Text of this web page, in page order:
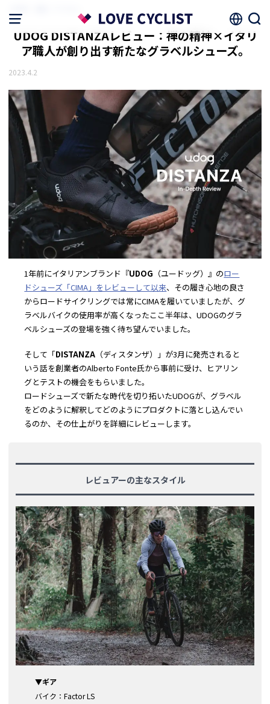
UDOG DISTANZAレビュー：禅の精神×イタリ
ア職人が創り出す新たなグラベルシューズ。
2023.4.2
1年前にイタリアンブランド『UDOG （ユードッグ）』のロー
ドシューズ「CIMA」をレビューして以来、その履き心地の良さ
からロードサイクリングでは常にCIMAを履いていましたが、グ
ラベルバイクの使用率が高くなったここ半年は、UDOGのグラ
ベルシューズの登場を強く待ち望んでいました。
そして「DISTANZA （ディスタンザ）」が3月に発売されると
いう話を創業者のAlberto Fonte氏から事前に受け、ヒアリン
グとテストの機会をもらいました。
ロードシューズで新たな時代を切り拓いたUDOGが、グラベル
をどのように解釈してどのようにプロダクトに落とし込んでい
るのか、その仕上がりを詳細にレビューします。
レビュアーの主なスタイル
▼ギア
バイク：Factor LS